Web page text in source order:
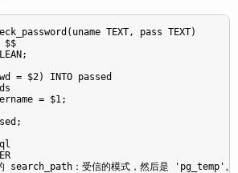
TEXT, pass TEXT)
$$
= $2) INTO passed
= $1;
search_path：受信的模式，然后是 'pg_temp'。